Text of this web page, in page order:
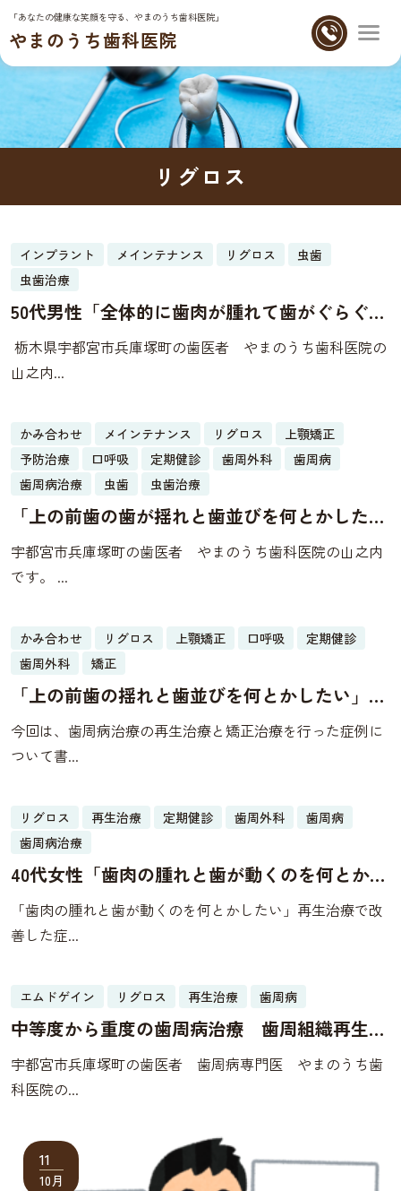
「あなたの健康な笑顔を守る、やまのうち歯科医院」
やまのうち歯科医院
リグロス
20
06月
インプラント メインテナンス リグロス
虫歯
虫歯治療
50代男性「全体的に歯肉が腫れて歯がぐらぐら
している」再生治療で改善した症例
栃木県宇都宮市兵庫塚町の歯医者 やまのうち歯科医院の
山之内...
30
05月
かみ合わせ メインテナンス リグロス
上顎矯正
予防治療
口呼吸 定期健診 歯周外科
歯周病
歯周病治療
虫歯 虫歯治療
「上の前歯の歯が揺れと歯並びを何とかした
い」部分矯正と再生治療で改善した症例
宇都宮市兵庫塚町の歯医者 やまのうち歯科医院の山之内
です。 ...
23
05月
かみ合わせ リグロス 上顎矯正 口呼吸
定期健診
歯周外科
矯正
「上の前歯の揺れと歯並びを何とかしたい」部
分矯正と再生治療で改善した症例
今回は、歯周病治療の再生治療と矯正治療を行った症例に
ついて書...
22
04月
リグロス 再生治療 定期健診 歯周外科
歯周病
歯周病治療
40代女性「歯肉の腫れと歯が動くのを何とかし
たい」再生治療で改善した症例
「歯肉の腫れと歯が動くのを何とかしたい」再生治療で改
善した症...
20
11月
エムドゲイン リグロス 再生治療 歯周病
中等度から重度の歯周病治療 歯周組織再生療
法について
宇都宮市兵庫塚町の歯医者 歯周病専門医 やまのうち歯
科医院の...
11
10月